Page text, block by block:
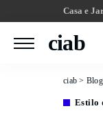
Casa e
ciab
ciab > Blog
Estilo